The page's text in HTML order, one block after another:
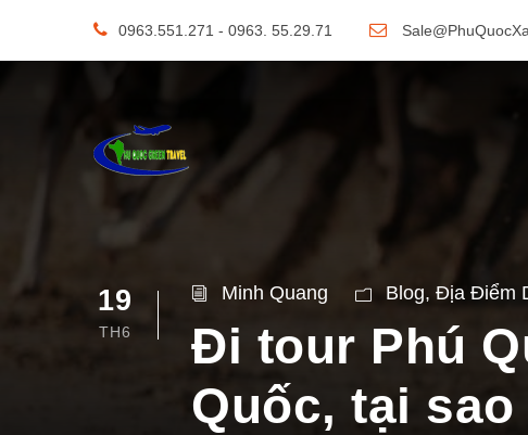
0963.551.271 - 0963. 55.29.71
19
TH6
Minh Quang Blog, Địa Điểm
Đi tour Phú
Quốc, tại